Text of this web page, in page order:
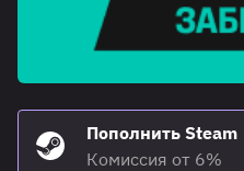
Пополнить Steam
Комиссия от 6%